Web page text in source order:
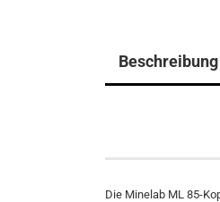
Beschreibung
Die Minelab ML 85-